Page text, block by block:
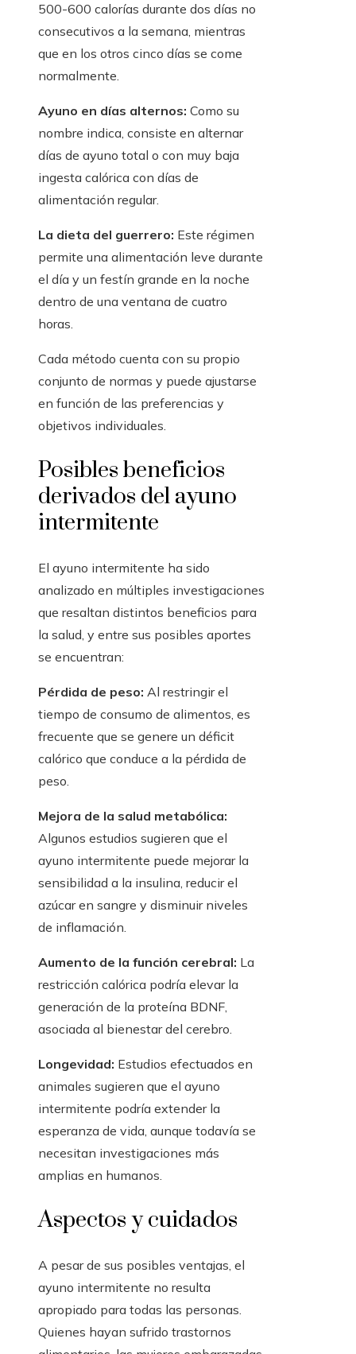
500-600 calorías durante dos días no
consecutivos a la semana, mientras
que en los otros cinco días se come
normalmente.
Ayuno en días alternos: Como su
nombre indica, consiste en alternar
días de ayuno total o con muy baja
ingesta calórica con días de
alimentación regular.
La dieta del guerrero: Este régimen
permite una alimentación leve durante
el día y un festín grande en la noche
dentro de una ventana de cuatro
horas.
Cada método cuenta con su propio
conjunto de normas y puede ajustarse
en función de las preferencias y
objetivos individuales.
Posibles beneficios
derivados del ayuno
intermitente
El ayuno intermitente ha sido
analizado en múltiples investigaciones
que resaltan distintos beneficios para
la salud, y entre sus posibles aportes
se encuentran:
Pérdida de peso: Al restringir el
tiempo de consumo de alimentos, es
frecuente que se genere un déficit
calórico que conduce a la pérdida de
peso.
Mejora de la salud metabólica:
Algunos estudios sugieren que el
ayuno intermitente puede mejorar la
sensibilidad a la insulina, reducir el
azúcar en sangre y disminuir niveles
de inflamación.
Aumento de la función cerebral: La
restricción calórica podría elevar la
generación de la proteína BDNF,
asociada al bienestar del cerebro.
Longevidad: Estudios efectuados en
animales sugieren que el ayuno
intermitente podría extender la
esperanza de vida, aunque todavía se
necesitan investigaciones más
amplias en humanos.
Aspectos y cuidados
A pesar de sus posibles ventajas, el
ayuno intermitente no resulta
apropiado para todas las personas.
Quienes hayan sufrido trastornos